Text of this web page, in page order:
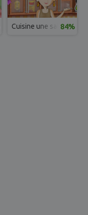
Cuisine une salade de
84%